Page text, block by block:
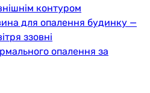
контуром
для опалення будинку —
ззовні
опалення за